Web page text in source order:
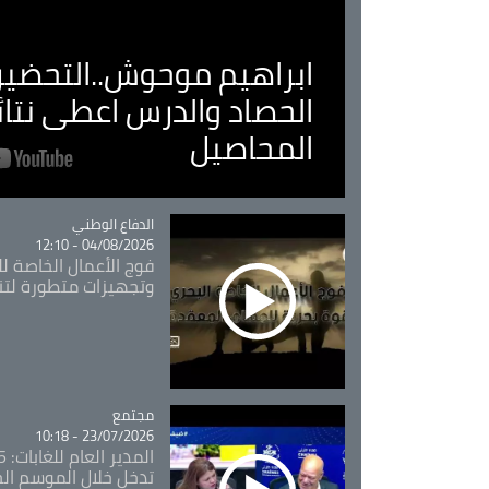
ابراهيم
الحصاد والدرس اعطى
المحاصيل
Catégorie
الدفاع الوطني
04/08/2026 - 12:10
فوج الأعمال الخاصة
وتجهيزات متطورة
Catégorie
مجتمع
23/07/2026 - 10:18
تدخل خلال الموسم